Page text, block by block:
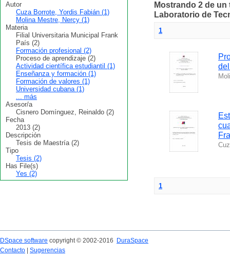
Mostrando 2 de
Laboratorio de
1
1
Autor
Cuza Borrote, Yordis Fabián (1)
Molina Mestre, Nercy (1)
Materia
Filial Universitaria Municipal Frank
País (2)
Formación profesional (2)
Proceso de aprendizaje (2)
Actividad científica estudiantil (1)
Enseñanza y formación (1)
Formación de valores (1)
Universidad cubana (1)
... más
Asesor/a
Cisnero Domínguez, Reinaldo (2)
Fecha
2013 (2)
Descripción
Tesis de Maestría (2)
Tipo
Tesis (2)
Has File(s)
Yes (2)
DSpace software copyright © 2002-2016
DuraSpace
Contacto
Sugerencias